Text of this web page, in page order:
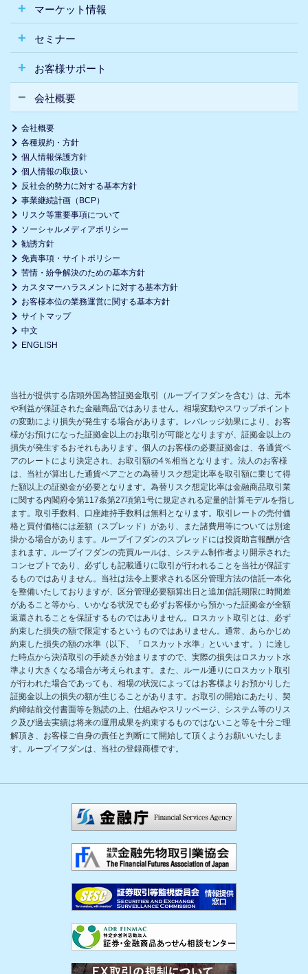
マーケット情報
セミナー
お客様サポート
会社概要
会社概要
各種規約・方針
個人情報保護方針
個人情報の取扱い
反社会的勢力に対する基本方針
事業継続計画（BCP）
リスク等重要事項について
ソーシャルメディアポリシー
勧誘方針
免責事項・サイトポリシー
苦情・紛争解決のための基本方針
カスタマーハラスメントに対する基本方針
お客様本位の業務運営に関する基本方針
サイトマップ
中文
ENGLISH
当社が提供する店頭外国為替証拠金取引（ループイフダンを含む）は、元本
や利益が保証された金融商品ではありません。相場変動やスワップポイント
の変動により損失が発生する場合があります。レバレッジ効果により、お客
様がお預けになった証拠金以上のお取引が可能となりますが、証拠金以上の
損失が発生するおそれもあります。個人のお客様の必要証拠金は、各通貨ペ
アのレートにより決定され、お取引額の4％相当となります。法人のお客様
は、当社が算出した通貨ペアごとの為替リスク想定比率を取引額に乗じて得
た額以上の証拠金が必要となります。為替リスク想定比率は金融商品取引業
に関する内閣府令第117条第27項第1号に規定される定量的計算モデルを指し
ます。取引手数料、口座維持手数料は無料となります。取引レートの売付価
格と買付価格には差額（スプレッド）があり、また諸費用等については別途
掛かる場合があります。ループイフダンのスプレッドには投資助言報酬が含
まれます。ループイフダンの売買ルールは、システム制作者より開示された
コンセプトであり、必ずしも記載通りに取引が行われることを当社が保証す
るものではありません。当社は法令上要求される区分管理方法の信託一本化
を整備いたしておりますが、区分管理必要額算出日と追加信託期限に時間差
があること等から、いかなる状況でも必ずお客様から預かった証拠金が全額
返還されることを保証するものではありません。ロスカット取引とは、必ず
約束した損失の額で限定するというものではありません。通常、あらかじめ
約束した損失の額の水準（以下、「ロスカット水準」といいます。）に達し
た時点から決済取引の手続きが始まりますので、実際の損失はロスカット水
準より大きくなる場合が考えられます。また、ルール通りにロスカット取引
が行われた場合であっても、相場の状況によってはお客様よりお預かりした
証拠金以上の損失の額が生じることがあります。お取引の開始にあたり、契
約締結前交付書面等を熟読の上、仕組みやスリッページ、システム等のリス
ク及び過去実績は将来の運用成果を約束するものではないこと等を十分ご理
解頂き、お客様ご自身の責任と判断にて開始して頂くようお願いいたしま
す。ループイフダンは、当社の登録商標です。